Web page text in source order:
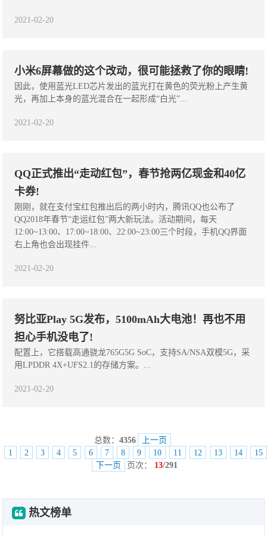
2021-02-20
小米6屏幕做的这个改动，很可能拯救了你的眼睛!
因此，使用蓝光LED芯片发出的蓝光打在黄色的荧光粉上产生黄
光，再加上本身的蓝光混合在一起形成“白光”...
2021-02-20
QQ正式推出“走动红包”，春节抢两亿现金和40亿
卡券!
刚刚，就在支付宝红包推出后的两小时内，腾讯QQ也公布了
QQ2018年春节“走运红包”两大新玩法。活动期间，每天
12:00~13:00、17:00~18:00、22:00~23:00三个时段，手机QQ界面
右上角也会出现挂件...
2021-02-20
努比亚Play 5G发布，5100mAh大电池！再也不用
担心手机没电了!
配置上，它搭载高通骁龙765G5G SoC，支持SA/NSA双模5G，采
用LPDDR 4X+UFS2.1的存储方案。...
2021-02-20
总数： 4356
上一页
1
2 3 4 5 6 7 8 9 10 11 12 13 14
15
下一页
页次： 13/291
热文榜单